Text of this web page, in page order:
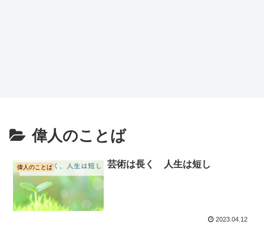
偉人のことば
偉人のことば 芸術は長く 人生は短し
2023.04.12